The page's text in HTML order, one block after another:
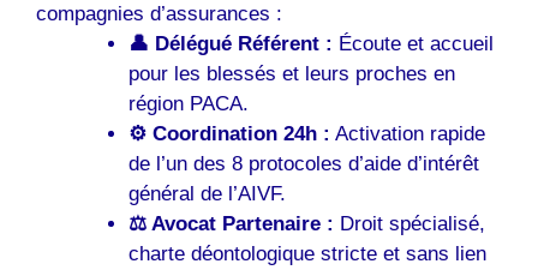
compagnies d’assurances :
👤 Délégué Référent : Écoute et accueil
pour les blessés et leurs proches en
région PACA.
⚙️ Coordination 24h : Activation rapide
de l’un des 8 protocoles d’aide d’intérêt
général de l’AIVF.
⚖️ Avocat Partenaire : Droit spécialisé,
charte déontologique stricte et sans lien